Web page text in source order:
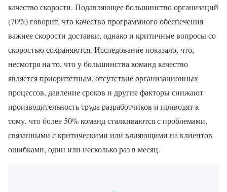
качество скорости. Подавляющее большинство организаций
(70%) говорит, что качество программного обеспечения
важнее скорости доставки, однако и критичные вопросы со
скоростью сохраняются. Исследование показало, что,
несмотря на то, что у большинства команд качество
является приоритетным, отсутствие организационных
процессов, давление сроков и другие факторы снижают
производительность труда разработчиков и приводят к
тому, что более 50% команд сталкиваются с проблемами,
связанными с критическими или влияющими на клиентов
ошибками, один или несколько раз в месяц.